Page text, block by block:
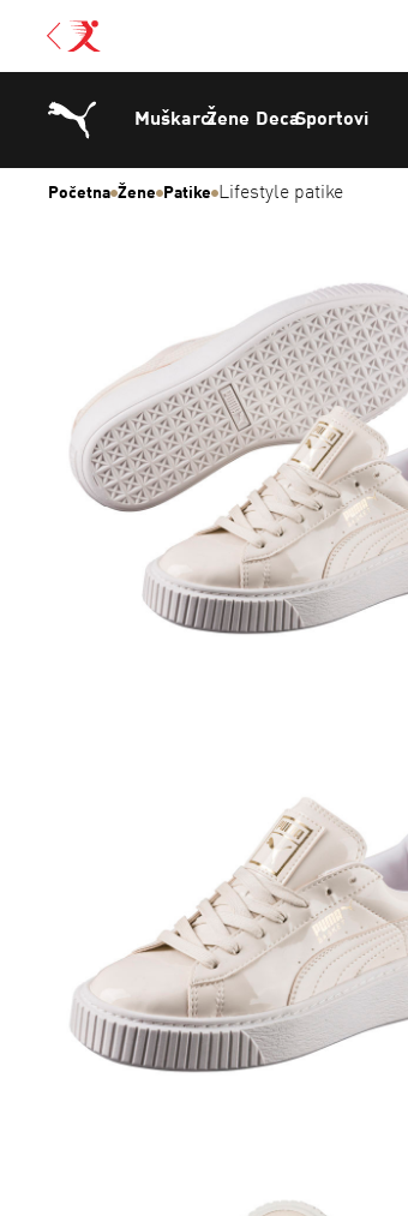
MuškarciŽene DecaSportovi
Početna Žene Patike Lifestyle patike